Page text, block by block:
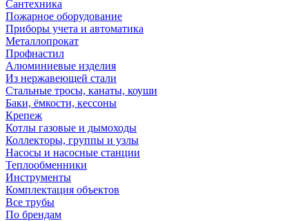
Сантехника
Пожарное оборудование
Приборы учета и автоматика
Металлопрокат
Профнастил
Алюминиевые изделия
Из нержавеющей стали
Стальные тросы, канаты, коуши
Баки, ёмкости, кессоны
Крепеж
Котлы газовые и дымоходы
Коллекторы, группы и узлы
Насосы и насосные станции
Теплообменники
Инструменты
Комплектация объектов
Все трубы
По брендам